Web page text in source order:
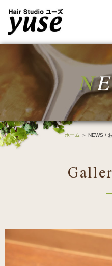
N
ホーム ＞ NEWS /